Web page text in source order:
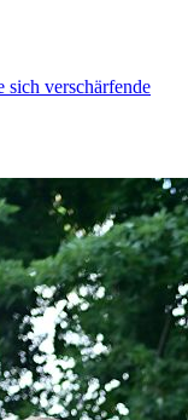
sich verschärfende